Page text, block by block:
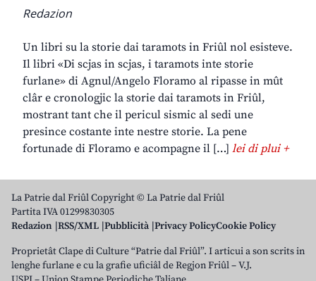
Redazion
Un libri su la storie dai taramots in Friûl nol esisteve.
Il libri «Di scjas in scjas, i taramots inte storie
furlane» di Agnul/Angelo Floramo al ripasse in mût
clâr e cronologjic la storie dai taramots in Friûl,
mostrant tant che il pericul sismic al sedi une
presince costante inte nestre storie. La pene
fortunade di Floramo e acompagne il […] lei di plui +
La Patrie dal Friûl Copyright © La Patrie dal Friûl
Partita IVA 01299830305
Redazion RSS/XML Pubblicità Privacy PolicyCookie Policy
Proprietât Clape di Culture “Patrie dal Friûl”. I articui a son scrits in
lenghe furlane e cu la grafie uficiâl de Regjon Friûl – V.J.